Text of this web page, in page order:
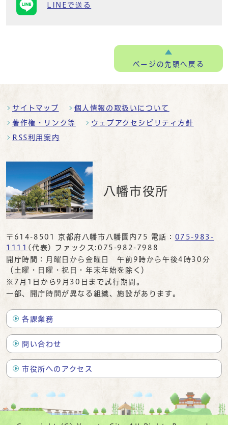
LINEで送る
ページの先頭へ戻る
サイトマップ 個人情報の取扱いについて
著作権・リンク等 ウェブアクセシビリティ方針
RSS利用案内
八幡市役所
〒614-8501 京都府八幡市八幡園内75 電話： 075-983-
1111 (代表) ファックス:075-982-7988
開庁時間：月曜日から金曜日 午前9時から午後4時30分
（土曜・日曜・祝日・年末年始を除く）
※7月1日から9月30日まで試行期間。
一部、開庁時間が異なる組織、施設があります。
各課業務
問い合わせ
市役所へのアクセス